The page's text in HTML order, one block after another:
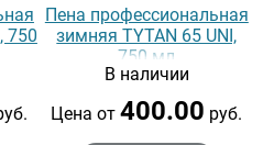
750
Пена профессиональная
зимняя TYTAN 65 UNI,
750 мл
В наличии
Цена от400.00 руб.